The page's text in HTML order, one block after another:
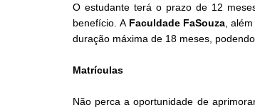
O estudante terá o prazo de 12
benefício.A Faculdade FaSouza ,
duração máxima de 18 meses,
Matrículas
Não perca a oportunidade de